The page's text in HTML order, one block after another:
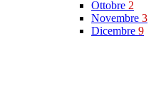
Ottobre 2
Novembre 3
Dicembre 9